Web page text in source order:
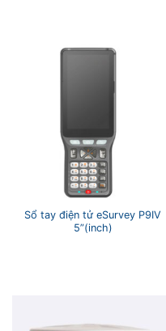
Sổ tay điện tử eSurvey P9IV
5”(inch)